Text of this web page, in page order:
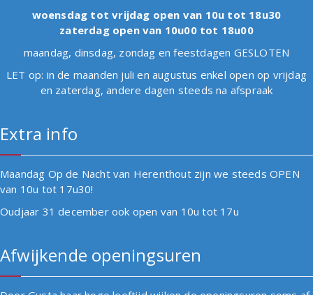
woensdag tot vrijdag open van 10u tot 18u30
zaterdag open van 10u00 tot 18u00
maandag, dinsdag, zondag en feestdagen GESLOTEN
LET op: in de maanden juli en augustus enkel open op vrijdag
en zaterdag, andere dagen steeds na afspraak
Extra info
Maandag Op de Nacht van Herenthout zijn we steeds OPEN
van 10u tot 17u30!
Oudjaar 31 december ook open van 10u tot 17u
Afwijkende openingsuren